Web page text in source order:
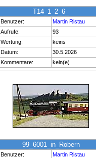
T14_1_2_6_
Benutzer:
Martin Ristau
Aufrufe:
93
Wertung:
keins
Datum:
30.5.2026
Kommentare:
kein(e)
99_6001_in_Robern
Benutzer:
Martin Ristau